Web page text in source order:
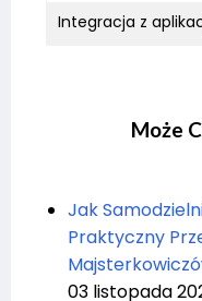
Integracja z
Może
Jak
Praktyczny
03 listopada